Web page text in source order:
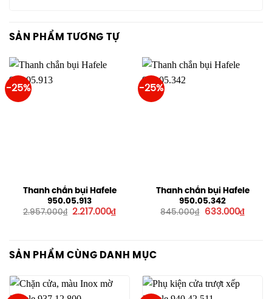
SẢN PHẨM TƯƠNG TỰ
-25%
Thanh chắn bụi Hafele
950.05.913
2.957.000₫
Giá
2.217.000₫Giá
-25%
Thanh chắn bụi Hafele
950.05.342
845.000₫
Giá
633.000₫Giá
SẢN PHẨM CÙNG DANH MỤC